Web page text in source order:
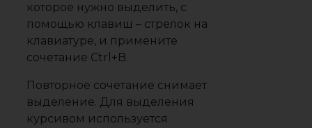
которое нужно выделить, с
помощью клавиш – стрелок на
клавиатуре, и примените
сочетание Ctrl+B.
Повторное сочетание снимает
выделение. Для выделения
курсивом используется